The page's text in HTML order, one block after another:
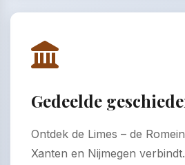
Gedeelde
Ontdek de Limes – de
Xanten en Nijmegen